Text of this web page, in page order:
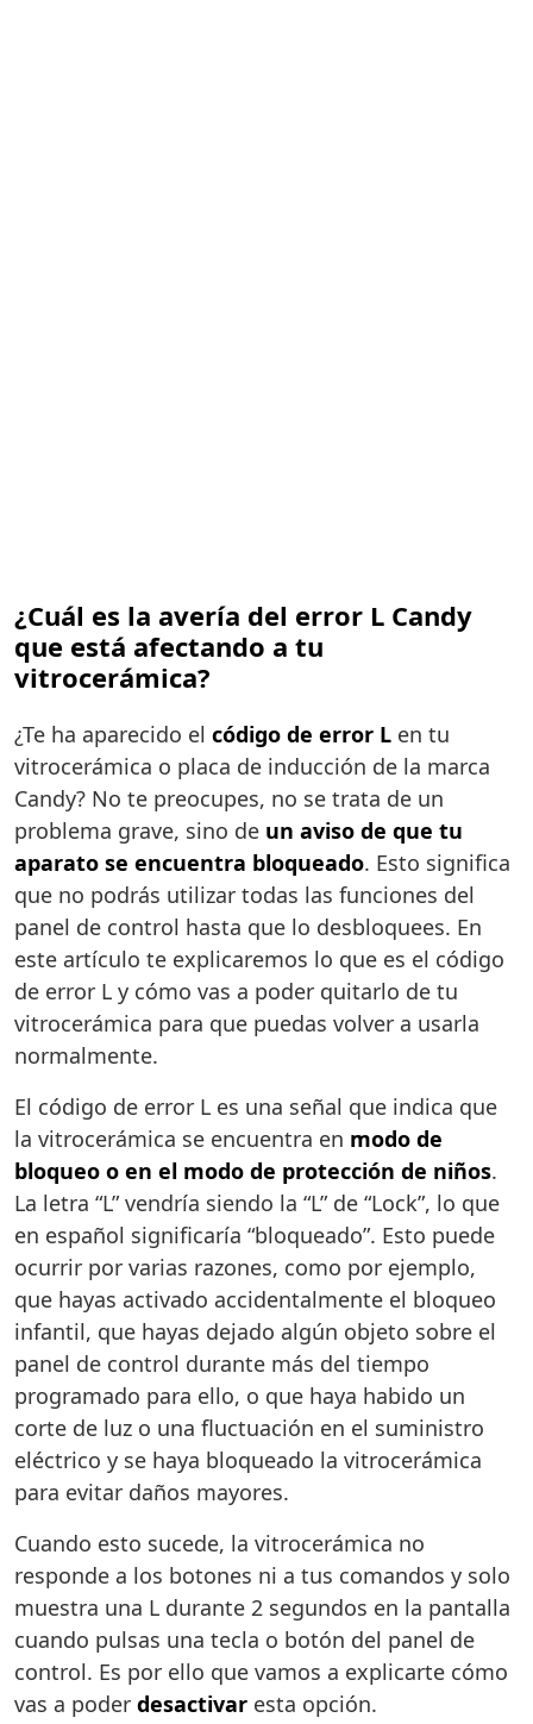
¿Cuál es la avería del error L Candy
que está afectando a tu
vitrocerámica?
¿Te ha aparecido el código de error L en tu
vitrocerámica o placa de inducción de la marca
Candy? No te preocupes, no se trata de un
problema grave, sino de un aviso de que tu
aparato se encuentra bloqueado. Esto significa
que no podrás utilizar todas las funciones del
panel de control hasta que lo desbloquees. En
este artículo te explicaremos lo que es el código
de error L y cómo vas a poder quitarlo de tu
vitrocerámica para que puedas volver a usarla
normalmente.
El código de error L es una señal que indica que
la vitrocerámica se encuentra en modo de
bloqueo o en el modo de protección de niños.
La letra “L” vendría siendo la “L” de “Lock”, lo que
en español significaría “bloqueado”. Esto puede
ocurrir por varias razones, como por ejemplo,
que hayas activado accidentalmente el bloqueo
infantil, que hayas dejado algún objeto sobre el
panel de control durante más del tiempo
programado para ello, o que haya habido un
corte de luz o una fluctuación en el suministro
eléctrico y se haya bloqueado la vitrocerámica
para evitar daños mayores.
Cuando esto sucede, la vitrocerámica no
responde a los botones ni a tus comandos y solo
muestra una L durante 2 segundos en la pantalla
cuando pulsas una tecla o botón del panel de
control. Es por ello que vamos a explicarte cómo
vas a poder desactivar esta opción.